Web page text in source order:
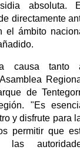
absoluta.
directamente
el ámbito
causa tanto
de
"Es
y disfrute para
permitir que